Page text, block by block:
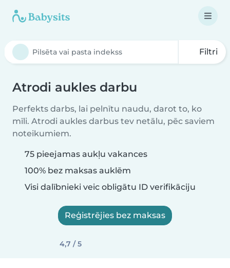
Filtri
Atrodi aukles darbu
Perfekts darbs, lai pelnītu naudu, darot to, ko
mīli. Atrodi aukles darbus tev netālu, pēc saviem
noteikumiem.
75 pieejamas aukļu vakances
100% bez maksas auklēm
Visi dalībnieki veic obligātu ID verifikāciju
Reģistrējies bez maksas
4,7 / 5